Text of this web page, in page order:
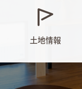
土地情報